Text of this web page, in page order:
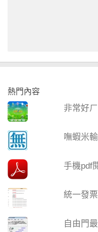
熱門內容
非常好
嘸蝦米
手機pdf
統一發
自由門